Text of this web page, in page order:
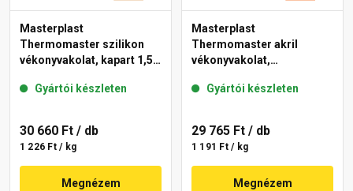
Masterplast
Thermomaster szilikon
vékonyvakolat, kapart 1,5
Gyártói készleten
30 660 Ft / db
1 226 Ft / kg
Megnézem
Masterplast
Thermomaster akril
vékonyvakolat,
11-D 25 kg
Gyártói készleten
29 765 Ft / db
1 191 Ft / kg
Megnézem